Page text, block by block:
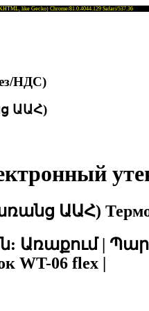
like Gecko) Chrome/81.0.4044.129 Safari/537.36
НДС)
ԱԱՀ)
ԱԱՀ)
Առաքում |
WT-06 flex |